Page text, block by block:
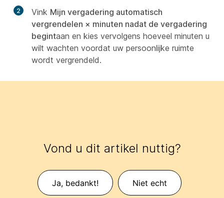
2 Vink Mijn vergadering automatisch
vergrendelen × minuten nadat de vergadering
begintaan en kies vervolgens hoeveel minuten u
wilt wachten voordat uw persoonlijke ruimte
wordt vergrendeld.
Vond u dit artikel nuttig?
Ja, bedankt! Niet echt